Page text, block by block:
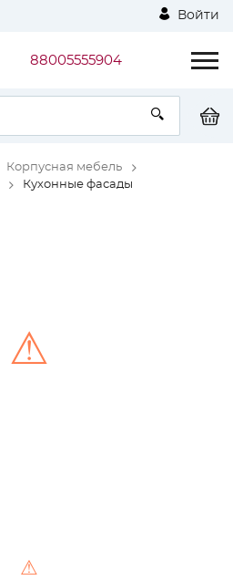
Войти
88005555904
Корпусная мебель
Кухонные фасады
⚠
⚠